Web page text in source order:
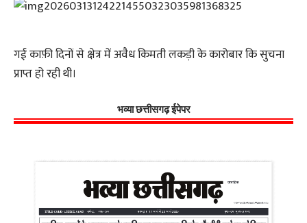
गई काफ़ी दिनों से क्षेत्र में अवैध किमती लकड़ी के कारोबार कि सुचना
प्राप्त हो रही थी।
भव्या छत्तीसगढ़ ईपेपर